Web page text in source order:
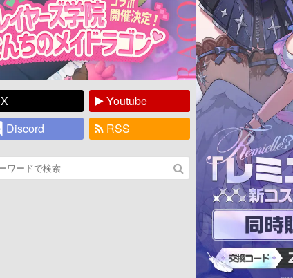
X
Youtube
Discord
RSS